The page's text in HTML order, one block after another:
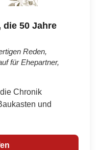
die 50 Jahre
Reden,
für Ehepartner,
Chronik
und